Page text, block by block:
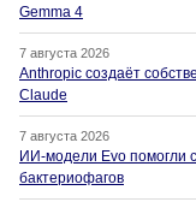
Gemma 4
7 августа 2026
Anthropic создаёт
Claude
7 августа 2026
ИИ-модели Evo помогли
бактериофагов